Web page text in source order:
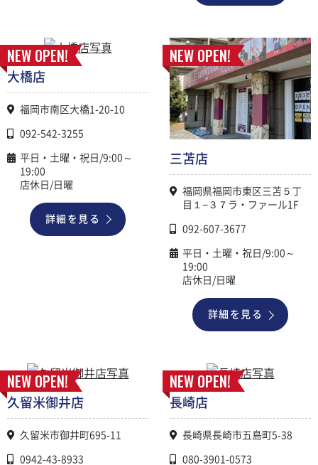
NEW OPEN!
大橋店
福岡市南区大橋1-20-10
092-542-3255
平日・土曜・祝日/9:00～
19:00
店休日/日曜
詳細を見る
NEW OPEN!
三苫店
福岡県福岡市東区三苫５丁
目１−３７ラ・ファール1F
092-607-3677
平日・土曜・祝日/9:00～
19:00
店休日/日曜
詳細を見る
NEW OPEN!
久留米御井店
久留米市御井町695-11
0942-43-8933
NEW OPEN!
長崎店
長崎県長崎市五島町5-38
080-3901-0573